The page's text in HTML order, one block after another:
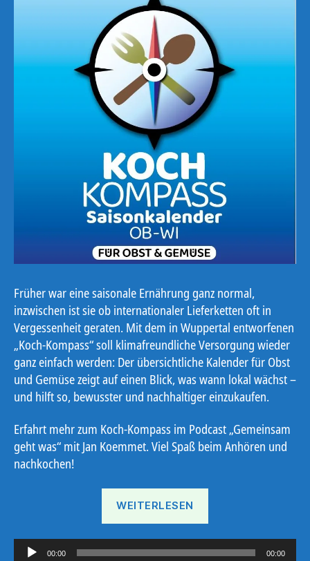
Früher war eine saisonale Ernährung ganz normal,
inzwischen ist sie ob internationaler Lieferketten oft in
Vergessenheit geraten. Mit dem in Wuppertal entworfenen
„Koch-Kompass“ soll klimafreundliche Versorgung wieder
ganz einfach werden: Der übersichtliche Kalender für Obst
und Gemüse zeigt auf einen Blick, was wann lokal wächst –
und hilft so, bewusster und nachhaltiger einzukaufen.
Erfahrt mehr zum Koch-Kompass im Podcast „Gemeinsam
geht was“ mit Jan Koemmet. Viel Spaß beim Anhören und
nachkochen!
WEITERLESEN
00:00 00:00